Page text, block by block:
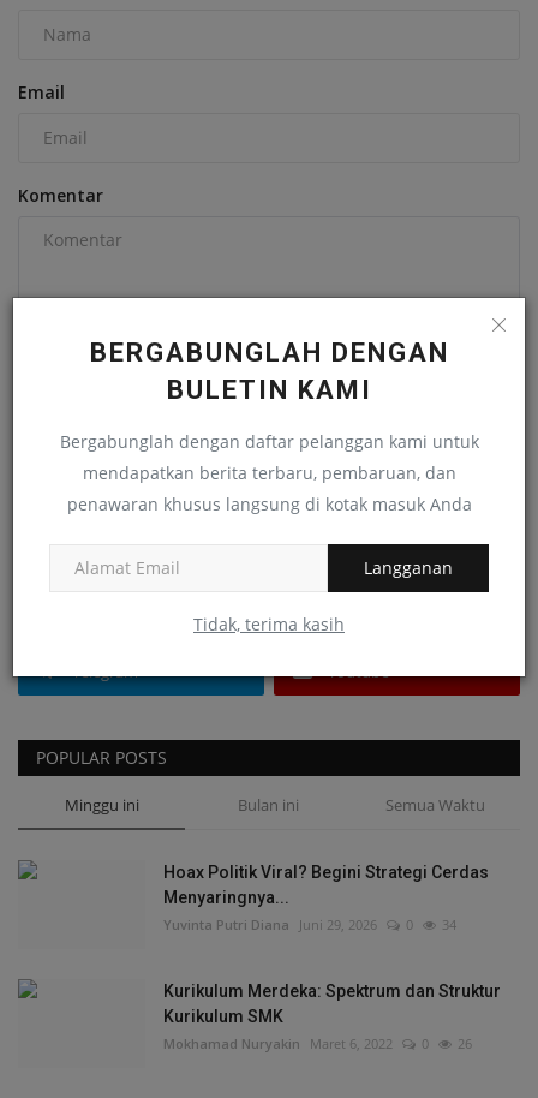
BERGABUNGLAH DENGAN
BULETIN KAMI
Bergabunglah dengan daftar pelanggan kami untuk
mendapatkan berita terbaru, pembaruan, dan
penawaran khusus langsung di kotak masuk Anda
Langganan
Tidak, terima kasih
Email
Komentar
FOLLOW US
Instagram
Telegram Youtube
POPULAR POSTS
Minggu ini Bulan ini Semua Waktu
Hoax Politik Viral? Begini Strategi Cerdas
Menyaringnya...
Yuvinta Putri Diana Juni 29, 2026 0 34
Kurikulum Merdeka: Spektrum dan Struktur
Kurikulum SMK
Mokhamad Nuryakin Maret 6, 2022 0 26